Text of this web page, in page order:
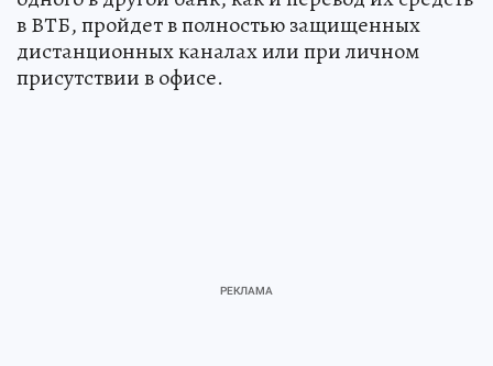
в ВТБ, пройдет в полностью защищенных
дистанционных каналах или при личном
присутствии в офисе.